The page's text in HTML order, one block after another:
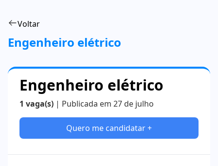
Voltar
Engenheiro elétrico
Engenheiro elétrico
1 vaga(s) | Publicada em 27 de julho
Quero me candidatar +